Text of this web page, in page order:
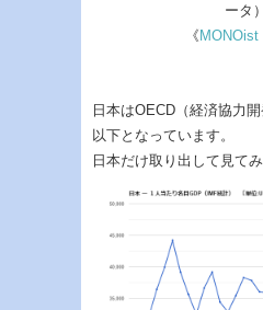
ータ）
《 MONOist
日本はOECD（経済協力
以下となっています。
日本だけ取り出して見て